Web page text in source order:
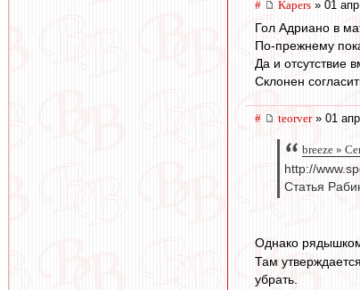
# Kapers » 01
Гол Адриано в
По-прежнему
Да и отсутствие
Склонен
# teorver» 01
breeze »
http://
Статья
Однако
Там
убрать.